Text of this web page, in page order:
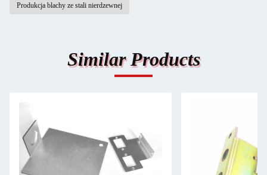
Produkcja blachy ze stali nierdzewnej
Similar Products